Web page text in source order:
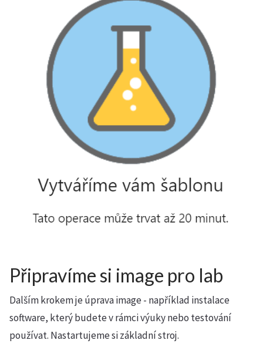
Připravíme si image pro lab
Dalším krokem je úprava image - například instalace
software, který budete v rámci výuky nebo testování
používat. Nastartujeme si základní stroj.